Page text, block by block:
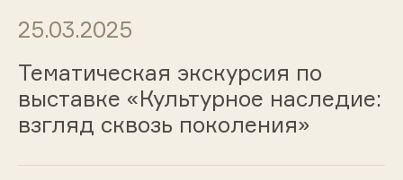
25.03.2025
Тематическая экскурсия по
выставке «Культурное наследие:
взгляд сквозь поколения»